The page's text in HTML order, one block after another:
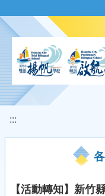
:::
【活動轉知】新竹